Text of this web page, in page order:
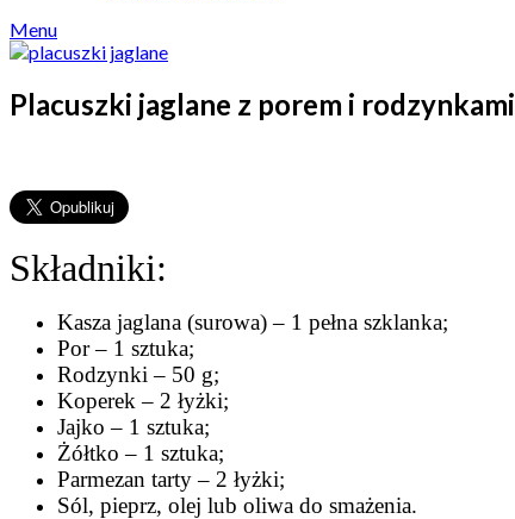
Menu
Placuszki jaglane z porem i rodzynkami
Składniki:
Kasza jaglana (surowa) – 1 pełna szklanka;
Por – 1 sztuka;
Rodzynki – 50 g;
Koperek – 2 łyżki;
Jajko – 1 sztuka;
Żółtko – 1 sztuka;
Parmezan tarty – 2 łyżki;
Sól, pieprz, olej lub oliwa do smażenia.